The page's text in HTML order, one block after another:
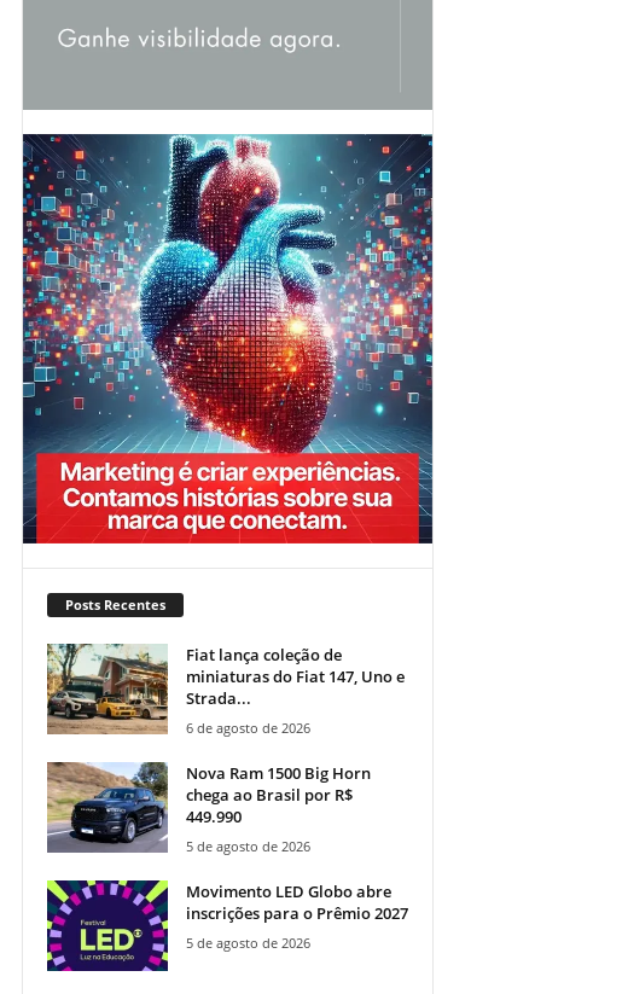
Posts Recentes
Fiat lança coleção de
miniaturas do Fiat 147, Uno e
Strada...
6 de agosto de 2026
Nova Ram 1500 Big Horn
chega ao Brasil por R$
449.990
5 de agosto de 2026
Movimento LED Globo abre
inscrições para o Prêmio 2027
5 de agosto de 2026